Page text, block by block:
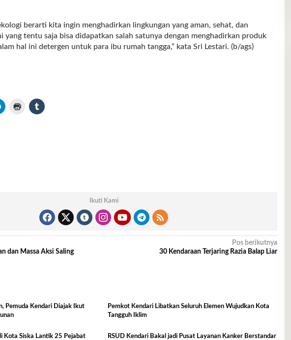
berarti kita ingin menghadirkan lingkungan yang aman, sehat, dan
yang tentu saja bisa didapatkan salah satunya dengan menghadirkan produk
hal ini detergen untuk para ibu rumah tangga,” kata Sri Lestari. (b/ags)
Ikuti Kami
dan Massa Aksi Saling
Pos berikutnya
30 Kendaraan Terjaring Razia Balap Liar
Pemuda Kendari Diajak Ikut
Pemkot Kendari Libatkan Seluruh Elemen Wujudkan Kota
Tangguh Iklim
Kota Siska Lantik 25 Pejabat
RSUD Kendari Bakal jadi Pusat Layanan Kanker Berstandar